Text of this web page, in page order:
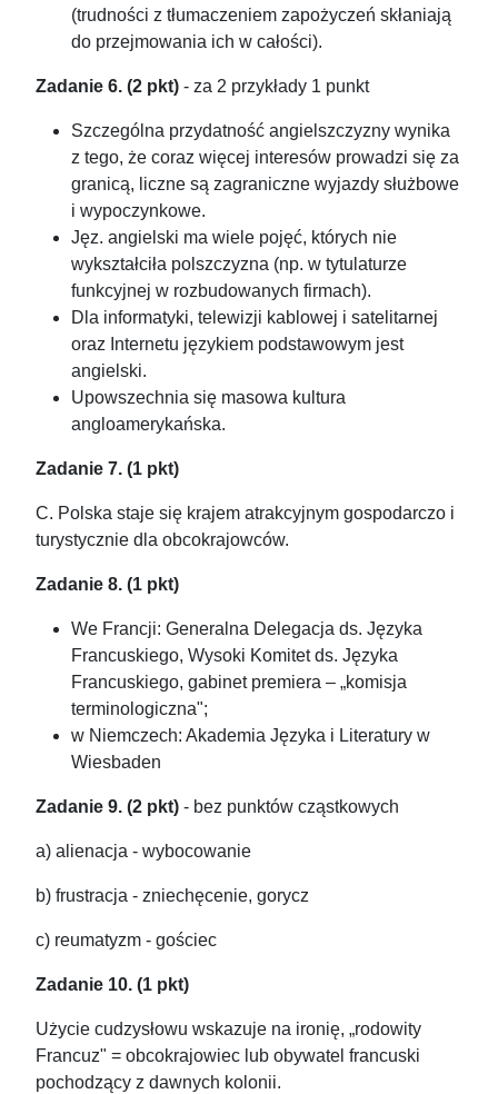
(trudności z tłumaczeniem zapożyczeń skłaniają
do przejmowania ich w całości).
Zadanie 6. (2 pkt) - za 2 przykłady 1 punkt
Szczególna przydatność angielszczyzny wynika
z tego, że coraz więcej interesów prowadzi się za
granicą, liczne są zagraniczne wyjazdy służbowe
i wypoczynkowe.
Jęz. angielski ma wiele pojęć, których nie
wykształciła polszczyzna (np. w tytulaturze
funkcyjnej w rozbudowanych firmach).
Dla informatyki, telewizji kablowej i satelitarnej
oraz Internetu językiem podstawowym jest
angielski.
Upowszechnia się masowa kultura
angloamerykańska.
Zadanie 7. (1 pkt)
C. Polska staje się krajem atrakcyjnym gospodarczo i
turystycznie dla obcokrajowców.
Zadanie 8. (1 pkt)
We Francji: Generalna Delegacja ds. Języka
Francuskiego, Wysoki Komitet ds. Języka
Francuskiego, gabinet premiera – „komisja
terminologiczna";
w Niemczech: Akademia Języka i Literatury w
Wiesbaden
Zadanie 9. (2 pkt) - bez punktów cząstkowych
a) alienacja - wybocowanie
b) frustracja - zniechęcenie, gorycz
c) reumatyzm - gościec
Zadanie 10. (1 pkt)
Użycie cudzysłowu wskazuje na ironię, „rodowity
Francuz" = obcokrajowiec lub obywatel francuski
pochodzący z dawnych kolonii.